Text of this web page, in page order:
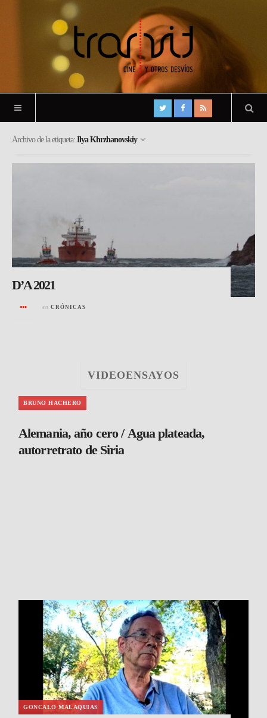
Archivo de la etiqueta: Ilya Khrzhanovskiy
D’A 2021
en CRÓNICAS
VIDEOENSAYOS
BRUNO HACHERO
Alemania, año cero / Agua plateada,
autorretrato de Siria
GONCALO MALAQUIAS